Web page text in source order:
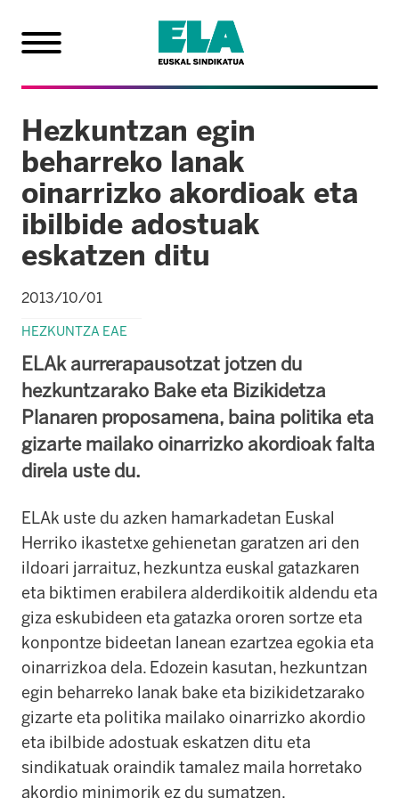
Hezkuntzan egin
beharreko lanak
oinarrizko akordioak eta
ibilbide adostuak
eskatzen ditu
2013/10/01
HEZKUNTZA EAE
ELAk aurrerapausotzat jotzen du
hezkuntzarako Bake eta Bizikidetza
Planaren proposamena, baina politika eta
gizarte mailako oinarrizko akordioak falta
direla uste du.
ELAk uste du azken hamarkadetan Euskal
Herriko ikastetxe gehienetan garatzen ari den
ildoari jarraituz, hezkuntza euskal gatazkaren
eta biktimen erabilera alderdikoitik aldendu eta
giza eskubideen eta gatazka ororen sortze eta
konpontze bideetan lanean ezartzea egokia eta
oinarrizkoa dela. Edozein kasutan, hezkuntzan
egin beharreko lanak bake eta bizikidetzarako
gizarte eta politika mailako oinarrizko akordio
eta ibilbide adostuak eskatzen ditu eta
sindikatuak oraindik tamalez maila horretako
akordio minimorik ez du sumatzen.